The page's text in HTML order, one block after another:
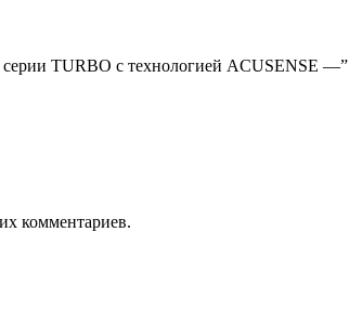
серии TURBO с технологией ACUSENSE —”
комментариев.